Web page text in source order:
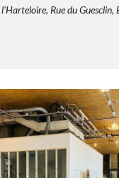
Rue du Guesclin,